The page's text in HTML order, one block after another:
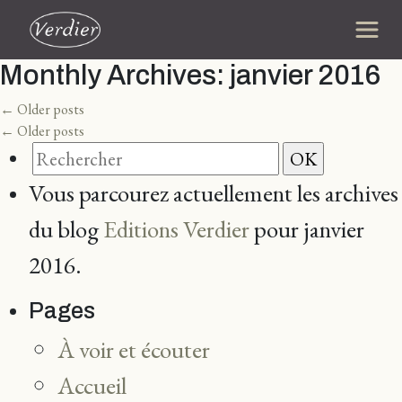
Monthly Archives: janvier 2016
← Older posts
← Older posts
Vous parcourez actuellement les archives
du blogEditions Verdierpour janvier
2016.
Pages
À voir et écouter
Accueil